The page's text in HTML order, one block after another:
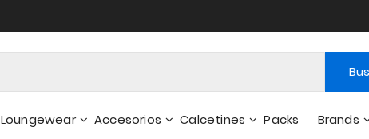
Loungewear Accesorios Calcetines Packs Brands